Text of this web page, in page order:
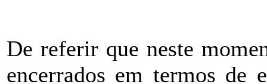
De referir que neste
encerrados em termos de